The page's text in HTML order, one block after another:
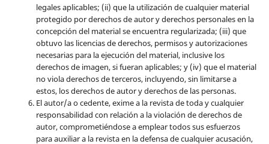
legales aplicables; (ii) que la utilización de cualquier material
protegido por derechos de autor y derechos personales en la
concepción del material se encuentra regularizada; (iii) que
obtuvo las licencias de derechos, permisos y autorizaciones
necesarias para la ejecución del material, inclusive los
derechos de imagen, si fueran aplicables; y (iv) que el material
no viola derechos de terceros, incluyendo, sin limitarse a
estos, los derechos de autor y derechos de las personas.
El autor/a o cedente, exime a la revista de toda y cualquier
responsabilidad con relación a la violación de derechos de
autor, comprometiéndose a emplear todos sus esfuerzos
para auxiliar a la revista en la defensa de cualquier acusación,